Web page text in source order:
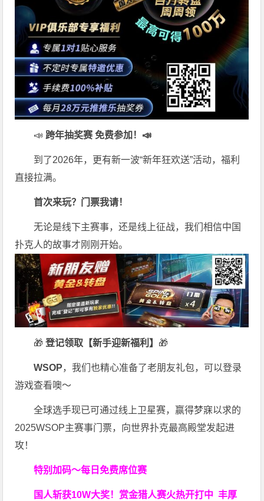
📣 跨年抽奖赛 免费参加 ！📣
到了2026年，更有新一波“新年狂欢送”活动，福利
直接拉满。
首次来玩？门票我请！
无论是线下主赛事，还是线上征战，我们相信中国
扑克人的故事才刚刚开始。
🎁 登记领取【新手迎新福利】 🎁
WSOP，我们也精心准备了老朋友礼包，可以登录
游戏查看噢～
全球选手现已可通过线上卫星赛，赢得梦寐以求的
2025WSOP主赛事门票，向世界扑克最高殿堂发起进
攻！
特别加码～每日免费席位赛
国人斩获10W大奖！ 赏金猎人赛火热开打中 丰厚